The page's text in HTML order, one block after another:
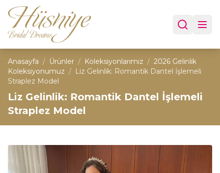
Anasayfa / Ürünler / Koleksiyonlarımız / 2026 Gelinlik
Koleksiyonumuz / Liz Gelinlik: Romantik Dantel İşlemeli
Straplez Model
Liz Gelinlik: Romantik Dantel İşlemeli
Straplez Model